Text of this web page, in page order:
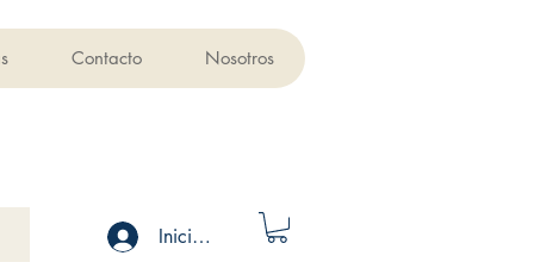
Contacto Nosotros
Iniciar sesión